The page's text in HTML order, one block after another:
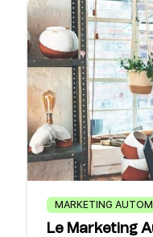
MARKETING
Le Marketing